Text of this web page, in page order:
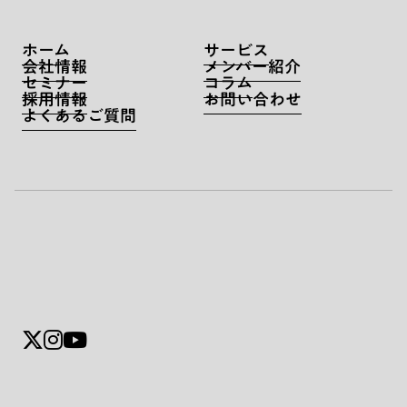
ホーム サービス
会社情報 メンバー紹介
セミナー コラム
採用情報 お問い合わせ
よくあるご質問